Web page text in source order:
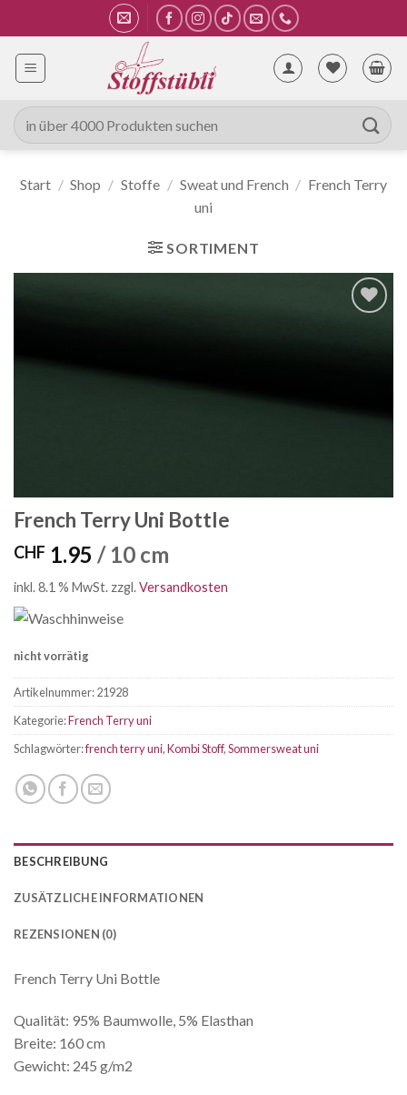
Inhalt
springen
Suche
nach:
Start / Shop / Stoffe / Sweat und French / French Terry
uni
SORTIMENT
French Terry Uni Bottle
CHF 1.95 / 10 cm
inkl. 8.1 % MwSt. zzgl.Versandkosten
nicht vorrätig
Artikelnummer:21928
Kategorie:French Terry uni
Schlagwörter:french terry uni,Kombi Stoff,Sommersweat uni
BESCHREIBUNG
ZUSÄTZLICHE INFORMATIONEN
REZENSIONEN (0)
French Terry Uni Bottle
Qualität: 95% Baumwolle, 5% Elasthan
Breite: 160 cm
Gewicht: 245 g/m2